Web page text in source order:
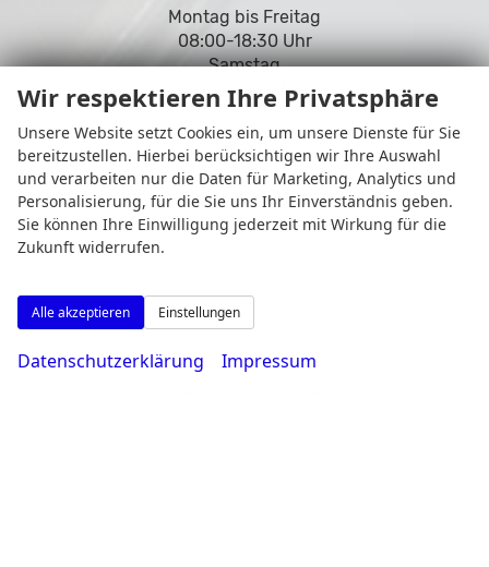
Montag bis Freitag
08:00-18:30 Uhr
Samstag
09:00-14:00 Uhr
Rufen Sie an
Wir respektieren Ihre Privatsphäre
Unsere Website setzt Cookies ein, um unsere Dienste für Sie
bereitzustellen. Hierbei berücksichtigen wir Ihre Auswahl
und verarbeiten nur die Daten für Marketing, Analytics und
Personalisierung, für die Sie uns Ihr Einverständnis geben.
Sie können Ihre Einwilligung jederzeit mit Wirkung für die
Zukunft widerrufen.
Alle akzeptieren Einstellungen
Datenschutzerklärung Impressum